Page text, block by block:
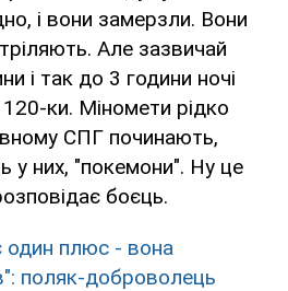
і вони замерзли. Вони
Але зазвичай
і так до 3 години ночі
ки. Міномети рідко
СПГ починають,
них, "покемони". Ну це
боєць.
один плюс - вона
поляк-доброволець